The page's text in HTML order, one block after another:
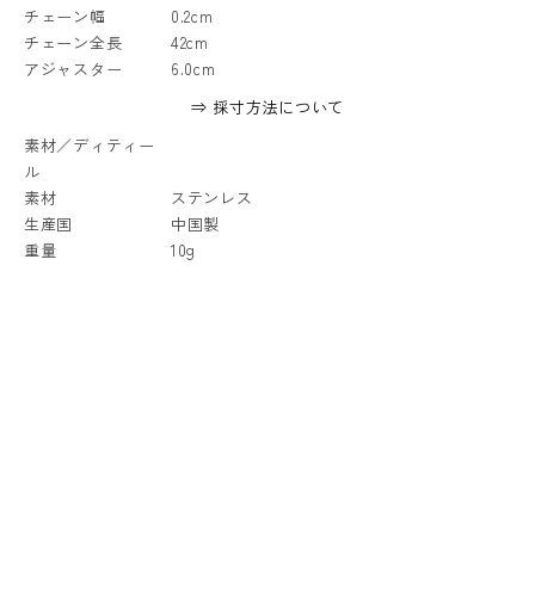
チェーン幅
0.2cm
チェーン全長
42cm
アジャスター
6.0cm
⇒ 採寸方法について
素材／ディティー
ル
素材
ステンレス
生産国
中国製
重量
10g